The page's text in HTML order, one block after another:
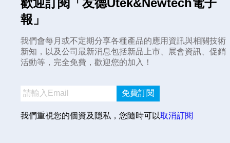
歡迎訂閱「友德Utek&Newtech電子
報」
我們會每月或不定期分享各種產品的應用資訊與相關技術
新知，以及公司最新消息包括新品上市、展會資訊、促銷
活動等，完全免費，歡迎您的加入！
免費訂閱
我們重視您的個資及隱私，您隨時可以取消訂閱